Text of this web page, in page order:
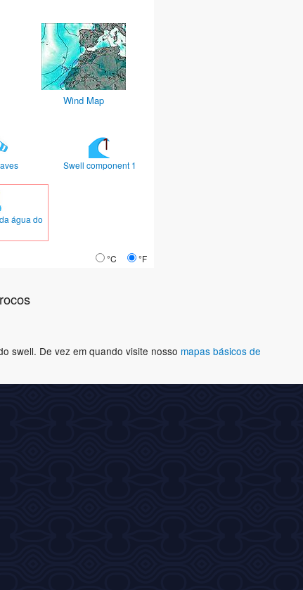
Wind Map
Swell component 1
água do
°C °F
swell. De vez em quando visite nosso mapas básicos de